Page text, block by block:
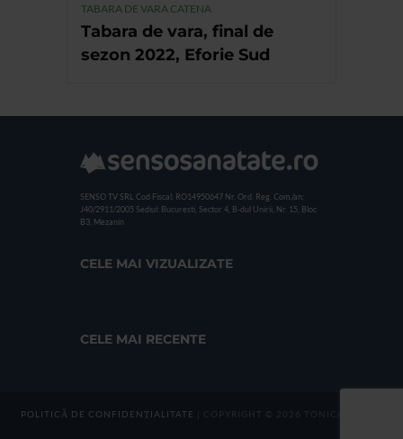
TABARA DE VARA CATENA
Tabara de vara, final de
sezon 2022, Eforie Sud
SENSO TV SRL Cod Fiscal: RO14950647 Nr. Ord. Reg. Com./an:
J40/2911/2005 Sediul: Bucuresti, Sector 4, B-dul Unirii, Nr. 15, Bloc
B3, Mezanin
CELE MAI VIZUALIZATE
CELE MAI RECENTE
POLITICĂ DE CONFIDENȚIALITATE | COPYRIGHT © 2026 TONICA GROUP